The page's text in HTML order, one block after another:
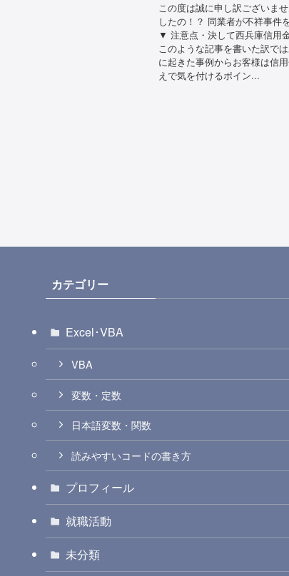
この度は誠に申し訳ございま
したの！？ 同業者が不祥事件
▼ 注意点・決して西兵庫信用
このような記事を書いた訳で
に起きた事例からお客様は信
えで気を付けるポイン...
カテゴリー
Excel･VBA
VBA
変数・定数
日本語変数・関数
読みやすいコードの書き方
プロフィール
就職活動
未分類